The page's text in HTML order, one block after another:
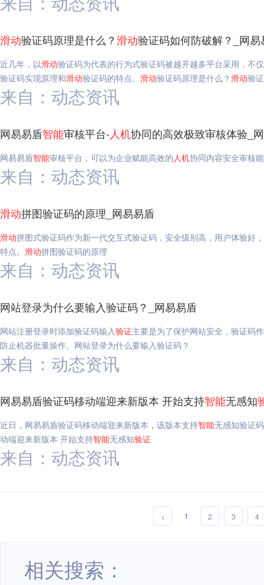
滑动验证码原理是什么？滑动验证码如何防破解？_网易
近几年，以滑动验证码为代表的行为式验证码被越开越多平台采用，不
验证码实现原理和滑动验证码的特点。 滑动验证码原理是什么？ 滑动验
来自：动态资讯
网易易盾智能审核平台-人机协同的高效极致审核体验_
网易易盾智能审核平台，可以为企业赋能高效的人机协同内容安全审核
来自：动态资讯
滑动拼图验证码的原理_网易易盾
滑动拼图式验证码作为新一代交互式验证码，安全级别高，用户体验好
特点。 滑动拼图验证码的原理
来自：动态资讯
网站登录为什么要输入验证码？_网易易盾
网站注册登录时添加验证码输入验证主要是为了保护网站安全，验证码
防止机器批量操作。网站登录为什么要输入验证码？
来自：动态资讯
网易易盾验证码移动端迎来新版本 开始支持智能无感知
近日，网易易盾验证码移动端迎来新版本，该版本支持智能无感知验证
动端迎来新版本 开始支持智能无感知验证
来自：动态资讯
< 1 2 3 4
相关搜索：